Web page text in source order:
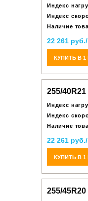
Индекс
Индекс
Наличие
22 261
КУПИТЬ В 1
255/40R21
Индекс
Индекс
Наличие
22 261
КУПИТЬ В 1
255/45R20